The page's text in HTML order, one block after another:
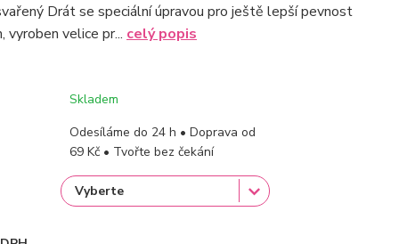
Drát se speciální úpravou pro ještě lepší pevnost
vyroben velice pr... celý popis
Skladem
Odesíláme do 24 h • Doprava od
69 Kč • Tvořte bez čekání